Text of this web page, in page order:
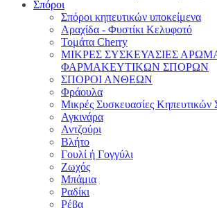
Σπόροι
Σπόροι κηπευτικών υποκείμενα
Αραχίδα - Φυστίκι Κελυφοτό
Τομάτα Cherry
ΜΙΚΡΕΣ ΣΥΣΚΕΥΑΣΙΕΣ
ΦΑΡΜΑΚΕΥΤΙΚΩΝ ΣΠΟΡΩΝ
ΣΠΟΡΟΙ ΑΝΘΕΩΝ
Φράουλα
Μικρές Συσκευασίες Κηπευτικών
Αγκινάρα
Αντζούρι
Βλήτο
Γουλί ή Γογγύλι
Ζωχός
Μπάμια
Ραδίκι
Ρέβα